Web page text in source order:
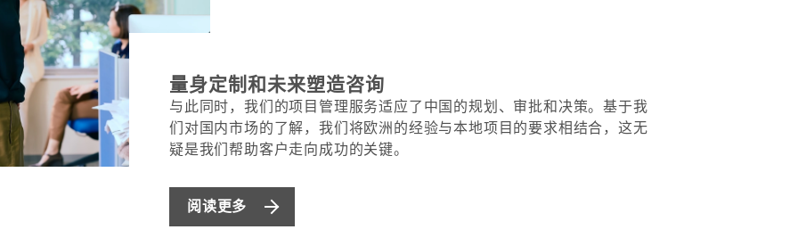
量身定制和未来塑造咨询
与此同时，我们的项目管理服务适应了中国的规划、审批和决策。基于我
们对国内市场的了解，我们将欧洲的经验与本地项目的要求相结合，这无
疑是我们帮助客户走向成功的关键。
阅读更多